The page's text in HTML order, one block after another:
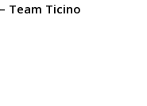
Team Ticino